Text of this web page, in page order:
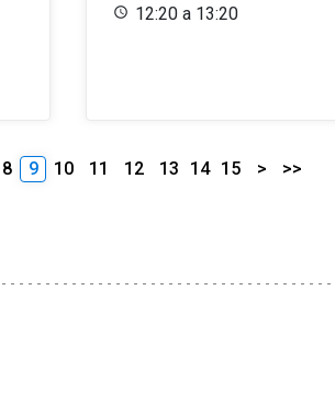
12:20 a 13:20
8 9 10 11 12 13 14 15 > >>